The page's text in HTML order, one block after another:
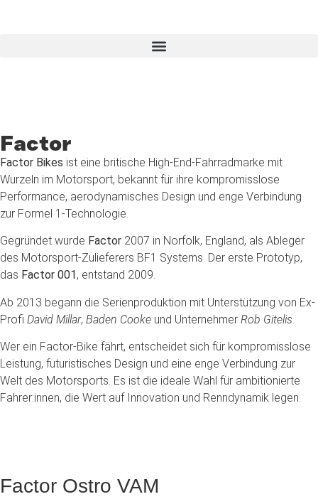
Factor
Factor Bikes ist eine britische High-End-Fahrradmarke mit
Wurzeln im Motorsport, bekannt für ihre kompromisslose
Performance, aerodynamisches Design und enge Verbindung
zur Formel 1-Technologie.
Gegründet wurde Factor 2007 in Norfolk, England, als Ableger
des Motorsport-Zulieferers BF1 Systems. Der erste Prototyp,
das Factor 001 , entstand 2009.
Ab 2013 begann die Serienproduktion mit Unterstützung von Ex-
Profi David Millar, Baden Cooke und Unternehmer Rob Gitelis.
Wer ein Factor-Bike fährt, entscheidet sich für kompromisslose
Leistung, futuristisches Design und eine enge Verbindung zur
Welt des Motorsports. Es ist die ideale Wahl für ambitionierte
Fahrer:innen, die Wert auf Innovation und Renndynamik legen.
Factor Ostro VAM